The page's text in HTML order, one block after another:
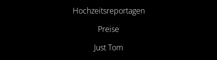
Hochzeitsreportagen
Preise
Just Tom